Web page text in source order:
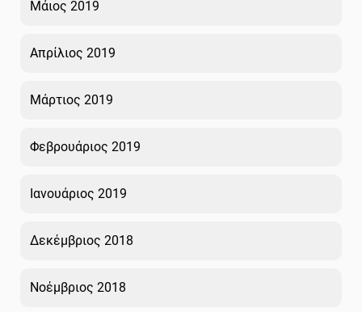
Μάιος 2019
Απρίλιος 2019
Μάρτιος 2019
Φεβρουάριος 2019
Ιανουάριος 2019
Δεκέμβριος 2018
Νοέμβριος 2018